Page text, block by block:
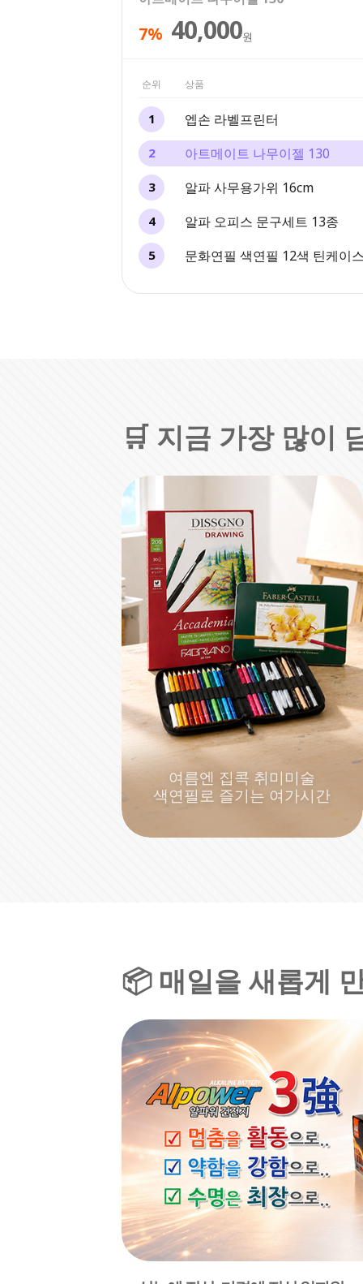
69,000원
7% 40,000원
25% 25,500
30,000원
20% 6,400원
순위 상품
1 엡손 라벨프린터
2 아트메이트 나무이젤 130
3 알파 사무용가위 16cm
4 알파 오피스 문구세트 13종
5 문화연필 색연필 12색 틴케이
🛒 지금 가장 많이
여름엔 집콕 취미미술
색연필로 즐기는 여가시간
📦 매일을 새롭게